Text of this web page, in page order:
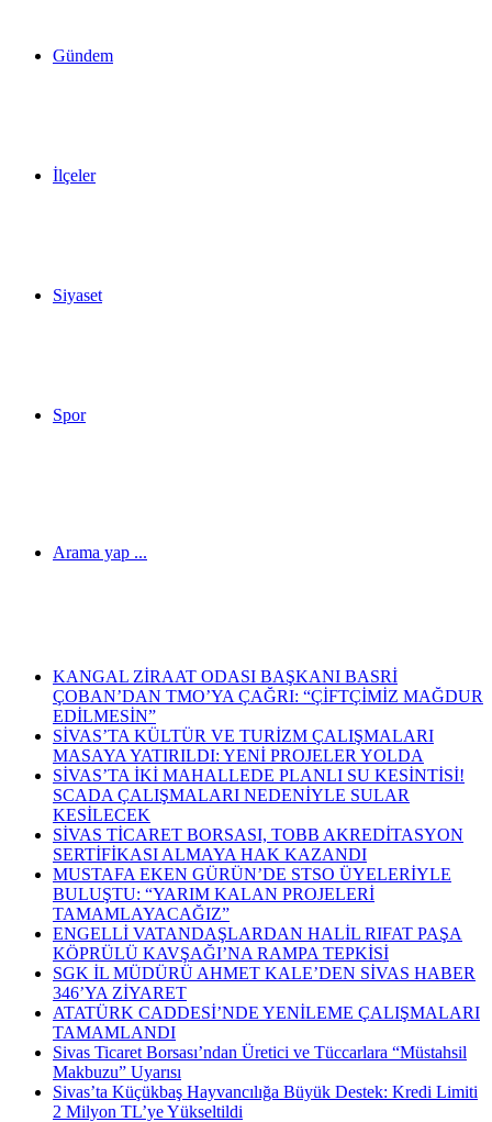
Gündem
İlçeler
Siyaset
Spor
Arama yap ...
KANGAL ZİRAAT ODASI BAŞKANI BASRİ
ÇOBAN’DAN TMO’YA ÇAĞRI: “ÇİFTÇİMİZ MAĞDUR
EDİLMESİN”
SİVAS’TA KÜLTÜR VE TURİZM ÇALIŞMALARI
MASAYA YATIRILDI: YENİ PROJELER YOLDA
SİVAS’TA İKİ MAHALLEDE PLANLI SU KESİNTİSİ!
SCADA ÇALIŞMALARI NEDENİYLE SULAR
KESİLECEK
SİVAS TİCARET BORSASI, TOBB AKREDİTASYON
SERTİFİKASI ALMAYA HAK KAZANDI
MUSTAFA EKEN GÜRÜN’DE STSO ÜYELERİYLE
BULUŞTU: “YARIM KALAN PROJELERİ
TAMAMLAYACAĞIZ”
ENGELLİ VATANDAŞLARDAN HALİL RIFAT PAŞA
KÖPRÜLÜ KAVŞAĞI’NA RAMPA TEPKİSİ
SGK İL MÜDÜRÜ AHMET KALE’DEN SİVAS HABER
346’YA ZİYARET
ATATÜRK CADDESİ’NDE YENİLEME ÇALIŞMALARI
TAMAMLANDI
Sivas Ticaret Borsası’ndan Üretici ve Tüccarlara “Müstahsil
Makbuzu” Uyarısı
Sivas’ta Küçükbaş Hayvancılığa Büyük Destek: Kredi Limiti
2 Milyon TL’ye Yükseltildi